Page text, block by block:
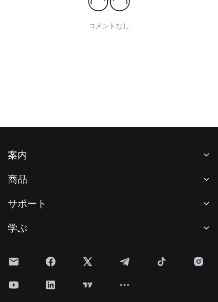
コメントなし
案内
ニュースルーム
F1 Oracle Red Bull Racing 公式スポンサー
クッキーポリシー
商品
現物取引
投資センター
サポート
手数料
学ぶ
Gateニュース